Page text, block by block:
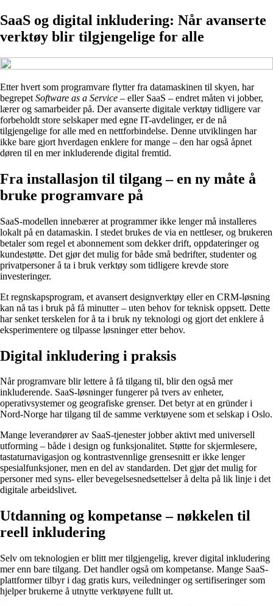
SaaS og digital inkludering: Når avanserte
verktøy blir tilgjengelige for alle
Etter hvert som programvare flytter fra datamaskinen til skyen, har
begrepet Software as a Service – eller SaaS – endret måten vi jobber,
lærer og samarbeider på. Der avanserte digitale verktøy tidligere var
forbeholdt store selskaper med egne IT-avdelinger, er de nå
tilgjengelige for alle med en nettforbindelse. Denne utviklingen har
ikke bare gjort hverdagen enklere for mange – den har også åpnet
døren til en mer inkluderende digital fremtid.
Fra installasjon til tilgang – en ny måte å
bruke programvare på
SaaS-modellen innebærer at programmer ikke lenger må installeres
lokalt på en datamaskin. I stedet brukes de via en nettleser, og brukeren
betaler som regel et abonnement som dekker drift, oppdateringer og
kundestøtte. Det gjør det mulig for både små bedrifter, studenter og
privatpersoner å ta i bruk verktøy som tidligere krevde store
investeringer.
Et regnskapsprogram, et avansert designverktøy eller en CRM-løsning
kan nå tas i bruk på få minutter – uten behov for teknisk oppsett. Dette
har senket terskelen for å ta i bruk ny teknologi og gjort det enklere å
eksperimentere og tilpasse løsninger etter behov.
Digital inkludering i praksis
Når programvare blir lettere å få tilgang til, blir den også mer
inkluderende. SaaS-løsninger fungerer på tvers av enheter,
operativsystemer og geografiske grenser. Det betyr at en gründer i
Nord-Norge har tilgang til de samme verktøyene som et selskap i Oslo.
Mange leverandører av SaaS-tjenester jobber aktivt med universell
utforming – både i design og funksjonalitet. Støtte for skjermlesere,
tastaturnavigasjon og kontrastvennlige grensesnitt er ikke lenger
spesialfunksjoner, men en del av standarden. Det gjør det mulig for
personer med syns- eller bevegelsesnedsettelser å delta på lik linje i det
digitale arbeidslivet.
Utdanning og kompetanse – nøkkelen til
reell inkludering
Selv om teknologien er blitt mer tilgjengelig, krever digital inkludering
mer enn bare tilgang. Det handler også om kompetanse. Mange SaaS-
plattformer tilbyr i dag gratis kurs, veiledninger og sertifiseringer som
hjelper brukerne å utnytte verktøyene fullt ut.